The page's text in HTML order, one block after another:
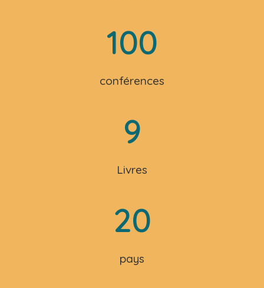
100
conférences
9
Livres
20
pays